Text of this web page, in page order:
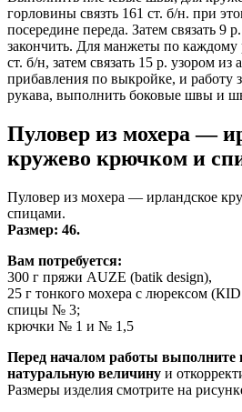
горловины связть 161 ст. б/н. при
посередине переда. Затем связать 9
закончить. Для манжеты по каждому
ст. б/н, затем связать 15 р. узором из
прибавления по выкройке, и работу
рукава, выполнить боковые швы и
Пуловер из мохера —
кружево крючком и
Пуловер из мохера — ирландское
спицами.
Размер: 46.
Вам потребуется:
300 г пряжи AUZE (batik design),
25 г тонкого мохера с люрексом
спицы № 3;
крючки № 1 и № 1,5
Перед началом работы выполните
натуральную величину и
Размеры изделия смотрите на